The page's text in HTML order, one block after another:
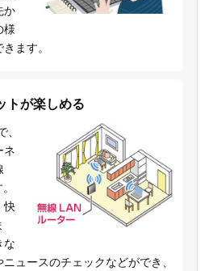
か
様
ます。
トが楽しめる
ネ
快
な
ュースのチェックなどができ、